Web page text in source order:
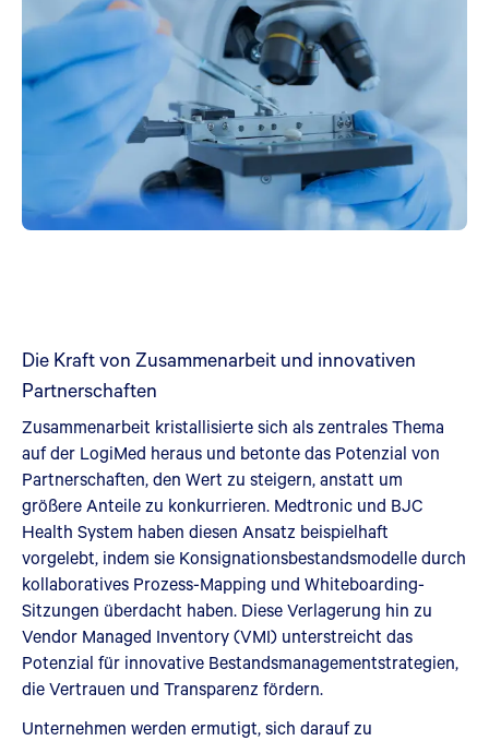
Die Kraft von Zusammenarbeit und innovativen
Partnerschaften
Zusammenarbeit kristallisierte sich als zentrales Thema
auf der LogiMed heraus und betonte das Potenzial von
Partnerschaften, den Wert zu steigern, anstatt um
größere Anteile zu konkurrieren. Medtronic und BJC
Health System haben diesen Ansatz beispielhaft
vorgelebt, indem sie Konsignationsbestandsmodelle durch
kollaboratives Prozess-Mapping und Whiteboarding-
Sitzungen überdacht haben. Diese Verlagerung hin zu
Vendor Managed Inventory (VMI) unterstreicht das
Potenzial für innovative Bestandsmanagementstrategien,
die Vertrauen und Transparenz fördern.
Unternehmen werden ermutigt, sich darauf zu